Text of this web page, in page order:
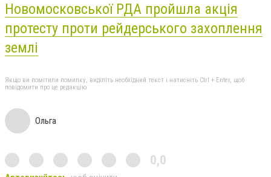
Новомосковської РДА пройшла акція
протесту проти рейдерського захоплення
землі
Якщо ви помітили помилку, виділіть необхідний текст і натисніть Ctrl + Enter, щоб
повідомити про це редакцію
Ольга
0,0